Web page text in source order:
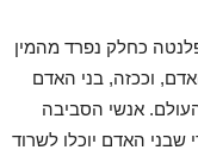
כחלק נפרד מהמין
וככזה, בני האדם
אנשי הסביבה
האדם יוכלו לשרוד